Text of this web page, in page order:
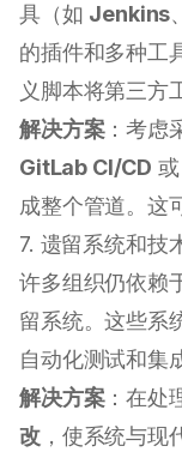
具（如 Jenkins、
的插件和多种工
义脚本将第三方
解决方案：考虑
GitLab CI/CD 或
成整个管道。这
7. 遗留系统和技
许多组织仍依赖
留系统。这些系
自动化测试和集
解决方案：在处
改，使系统与现